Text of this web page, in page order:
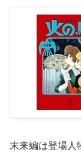
末来編は登場人